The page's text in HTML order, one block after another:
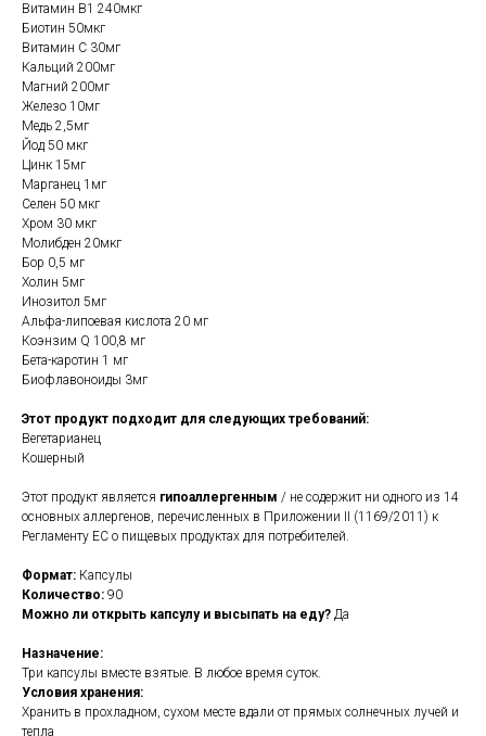
Витамин B1 240мкг
Биотин 50мкг
Витамин С 30мг
Кальций 200мг
Магний 200мг
Железо 10мг
Медь 2,5мг
Йод 50 мкг
Цинк 15мг
Марганец 1мг
Селен 50 мкг
Хром 30 мкг
Молибден 20мкг
Бор 0,5 мг
Холин 5мг
Инозитол 5мг
Альфа-липоевая кислота 20 мг
Коэнзим Q 100,8 мг
Бета-каротин 1 мг
Биофлавоноиды 3мг
Этот продукт подходит для следующих требований:
Вегетарианец
Кошерный
Этот продукт является гипоаллергенным / не содержит ни одного из 14
основных аллергенов, перечисленных в Приложении II (1169/2011) к
Регламенту ЕС о пищевых продуктах для потребителей.
Формат: Капсулы
Количество: 90
Можно ли открыть капсулу и высыпать на еду? Да
Назначение:
Три капсулы вместе взятые. В любое время суток.
Условия хранения:
Хранить в прохладном, сухом месте вдали от прямых солнечных лучей и
тепла